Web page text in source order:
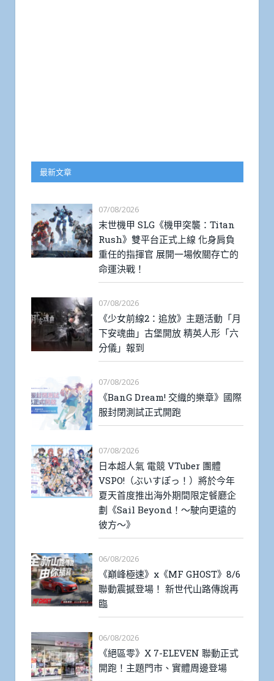
最新文章
07/08/2026
末世機甲 SLG《機甲突襲：Titan
Rush》雙平台正式上線 化身肩負
重任的指揮官 展開一場攸關存亡的
命運決戰！
07/08/2026
《少女前線2：追放》主題活動「月
下安魂曲」古堡開放 精英人形「六
分儀」報到
07/08/2026
《BanG Dream! 交織的樂章》國際
服封閉測試正式開跑
07/08/2026
日本超人氣 電競 VTuber 團體
VSPO!（ぶいすぽっ！）將於今年
夏天首度推出海外期間限定餐廳企
劃《Sail Beyond！～駛向更遠的
彼方～》
06/08/2026
《巔峰極速》x《MF GHOST》8/6
聯動震撼登場！ 新世代山路傳說再
臨
06/08/2026
《絕區零》X 7-ELEVEN 聯動正式
開跑！主題門市、實體周邊登場